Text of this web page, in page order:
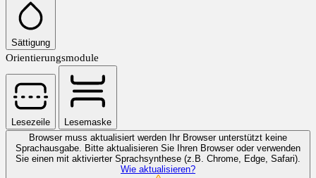
Sättigung
Orientierungsmodule
Lesezeile
Lesemaske
Browser muss aktualisiert werden
Ihr Browser unterstützt keine
Sprachausgabe. Bitte aktualisieren Sie Ihren Browser oder verwenden
Sie einen mit aktivierter Sprachsynthese (z.B. Chrome, Edge, Safari).
Wie aktualisieren?